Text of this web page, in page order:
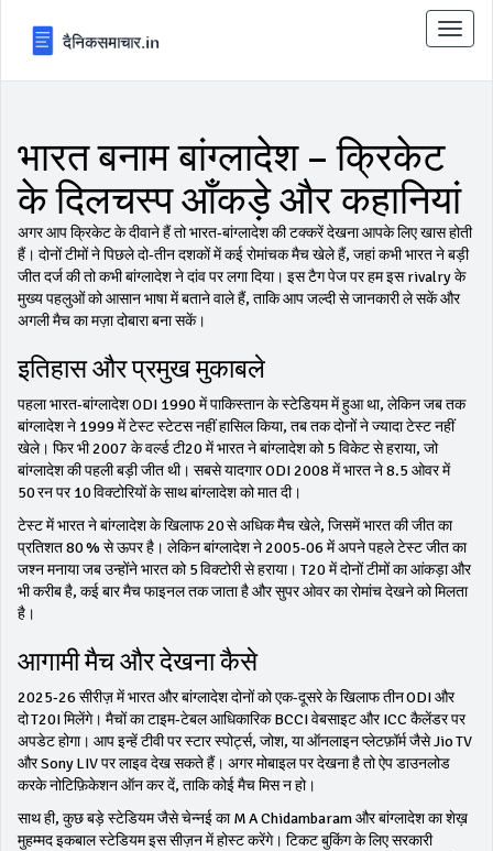
टॉगल
से
भारत बनाम बांग्लादेश – क्रिकेट
के दिलचस्प आँकड़े और कहानियां
अगर आप क्रिकेट के दीवाने हैं तो भारत‑बांग्लादेश की टक्करें देखना आपके लिए खास होती
हैं। दोनों टीमों ने पिछले दो‑तीन दशकों में कई रोमांचक मैच खेले हैं, जहां कभी भारत ने बड़ी
जीत दर्ज की तो कभी बांग्लादेश ने दांव पर लगा दिया। इस टैग पेज पर हम इस rivalry के
मुख्य पहलुओं को आसान भाषा में बताने वाले हैं, ताकि आप जल्दी से जानकारी ले सकें और
अगली मैच का मज़ा दोबारा बना सकें।
इतिहास और प्रमुख मुकाबले
पहला भारत‑बांग्लादेश ODI 1990 में पाकिस्तान के स्टेडियम में हुआ था, लेकिन जब तक
बांग्लादेश ने 1999 में टेस्ट स्टेटस नहीं हासिल किया, तब तक दोनों ने ज्यादा टेस्ट नहीं
खेले। फिर भी 2007 के वर्ल्ड टी20 में भारत ने बांग्लादेश को 5 विकेट से हराया, जो
बांग्लादेश की पहली बड़ी जीत थी। सबसे यादगार ODI 2008 में भारत ने 8.5 ओवर में
50 रन पर 10 विक्टोरियों के साथ बांग्लादेश को मात दी।
टेस्ट में भारत ने बांग्लादेश के खिलाफ 20 से अधिक मैच खेले, जिसमें भारत की जीत का
प्रतिशत 80 % से ऊपर है। लेकिन बांग्लादेश ने 2005‑06 में अपने पहले टेस्ट जीत का
जश्न मनाया जब उन्होंने भारत को 5 विक्टोरी से हराया। T20 में दोनों टीमों का आंकड़ा और
भी करीब है, कई बार मैच फाइनल तक जाता है और सुपर ओवर का रोमांच देखने को मिलता
है।
आगामी मैच और देखना कैसे
2025‑26 सीरीज़ में भारत और बांग्लादेश दोनों को एक-दूसरे के खिलाफ तीन ODI और
दो T20I मिलेंगे। मैचों का टाइम‑टेबल आधिकारिक BCCI वेबसाइट और ICC कैलेंडर पर
अपडेट होगा। आप इन्हें टीवी पर स्टार स्पोर्ट्स, जोश, या ऑनलाइन प्लेटफ़ॉर्म जैसे Jio TV
और Sony LIV पर लाइव देख सकते हैं। अगर मोबाइल पर देखना है तो ऐप डाउनलोड
करके नोटिफ़िकेशन ऑन कर दें, ताकि कोई मैच मिस न हो।
साथ ही, कुछ बड़े स्टेडियम जैसे चेन्नई का M A Chidambaram और बांग्लादेश का शेख़
मुहम्मद इकबाल स्टेडियम इस सीज़न में होस्ट करेंगे। टिकट बुकिंग के लिए सरकारी